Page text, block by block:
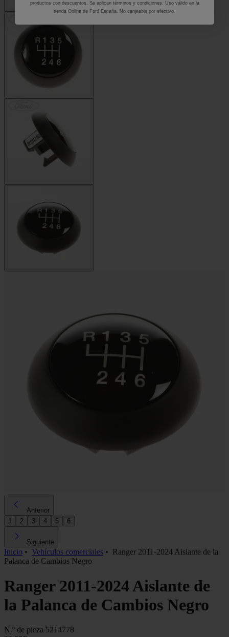
Anterior
1
2 3 4 5 6
Siguiente
Inicio • Vehículos comerciales • Ranger 2011-2024 Aislante de la
Palanca de Cambios Negro
Ranger 2011-2024 Aislante de
la Palanca de Cambios Negro
N.º de pieza 5214778
productos con descuentos. Se aplican términos y condiciones. Uso válido en la
tienda Online de Ford España. No canjeable por efectivo.